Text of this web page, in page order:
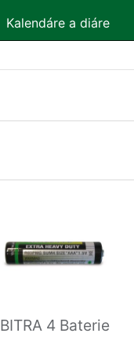
Kalendáre a diáre
BITRA 4 Baterie